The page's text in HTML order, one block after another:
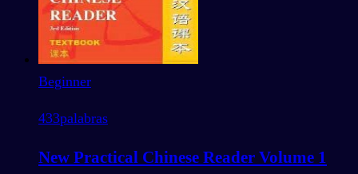
Beginner
433palabras
New Practical Chinese Reader Volume 1